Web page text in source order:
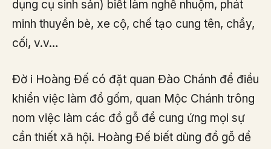
dụng cụ sinh sản) biết làm nghề nhuộm, phát
minh thuyền bè, xe cộ, chế tạo cung tên, chầy,
cối, v.v…
Đờ i Hoàng Đế có đặt quan Đào Chánh để điều
khiển việc làm đồ gốm, quan Mộc Chánh trông
nom việc làm các đồ gỗ để cung ứng mọi sự
cần thiết xã hội. Hoàng Đế biết dùng đồ gỗ dể